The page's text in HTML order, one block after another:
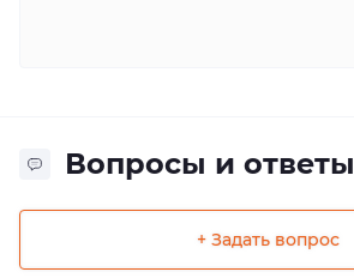
Вопросы и ответы
+ Задать вопрос